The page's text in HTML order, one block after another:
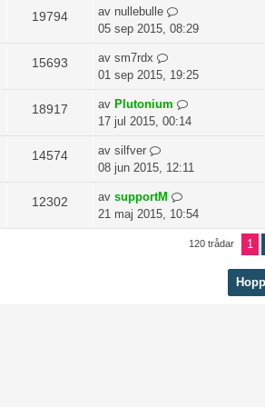
19794 av nullebulle
05 sep 2015, 08:29
15693 av sm7rdx
01 sep 2015, 19:25
18917 av Plutonium
17 jul 2015, 00:14
14574 av silfver
08 jun 2015, 12:11
12302 av supportM
21 maj 2015, 10:54
120 trådar 1